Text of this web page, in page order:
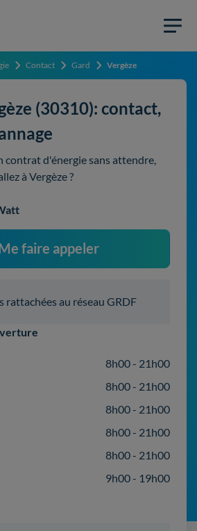
Contact Gard Vergèze
(30310): contact,
contrat d'énergie sans attendre,
à Vergèze ?
faire appeler
rattachées au réseau GRDF
8h00 - 21h00
8h00 - 21h00
8h00 - 21h00
8h00 - 21h00
8h00 - 21h00
9h00 - 19h00